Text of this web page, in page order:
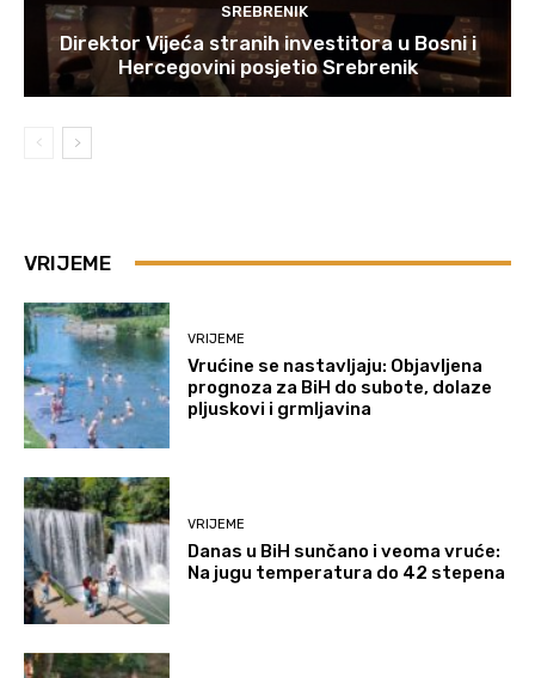
SREBRENIK
Direktor Vijeća stranih investitora u Bosni i
Hercegovini posjetio Srebrenik
VRIJEME
VRIJEME
Vrućine se nastavljaju: Objavljena
prognoza za BiH do subote, dolaze
pljuskovi i grmljavina
VRIJEME
Danas u BiH sunčano i veoma vruće:
Na jugu temperatura do 42 stepena